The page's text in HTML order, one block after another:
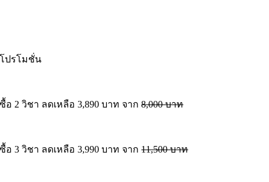
โปรโมชั่น
ซื้อ 2 วิชา ลดเหลือ 3,890 บาท จาก8,000 บาท
ซื้อ 3 วิชา ลดเหลือ 3,990 บาท จาก11,500 บาท